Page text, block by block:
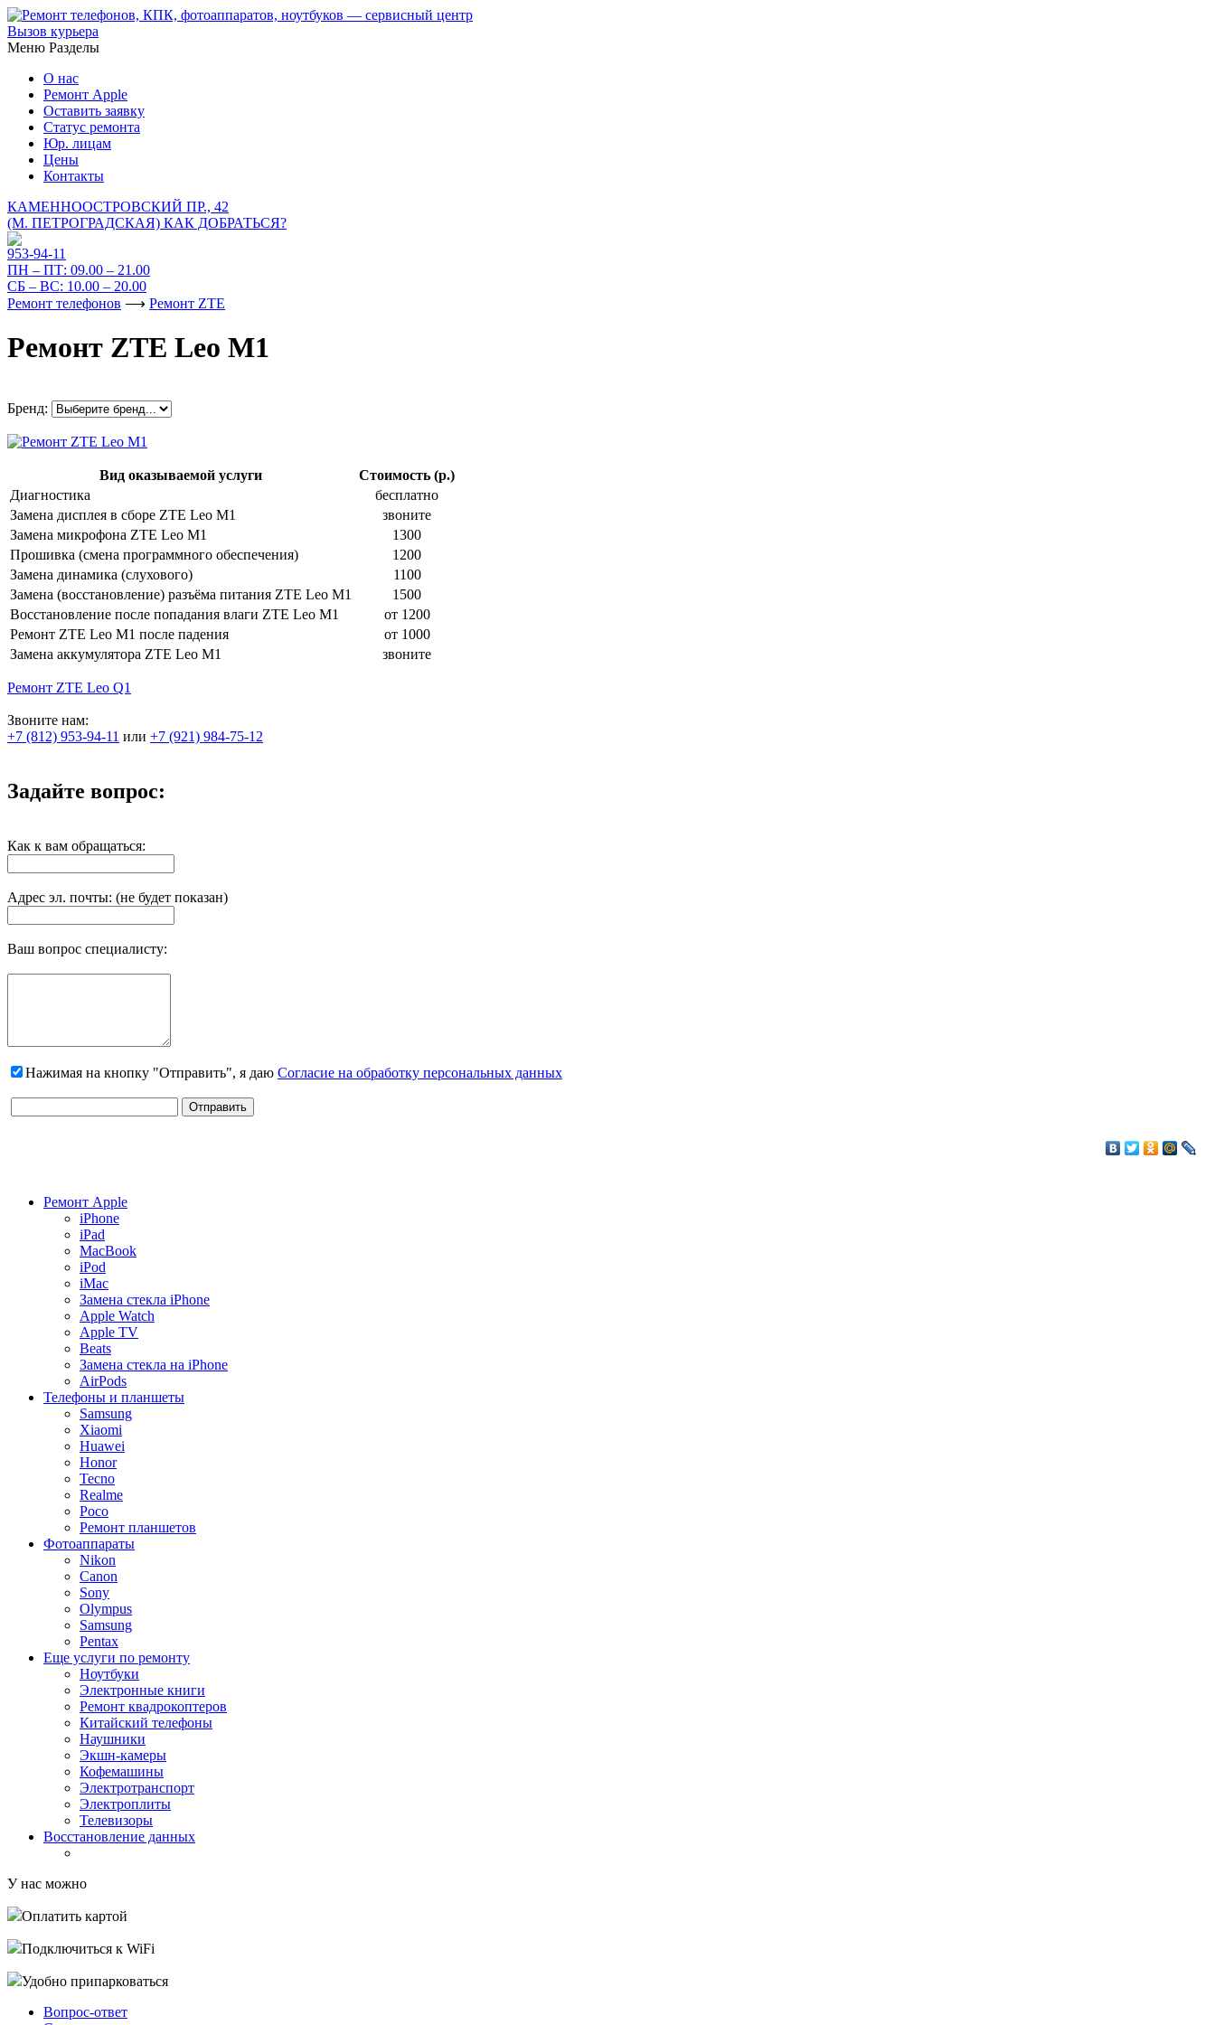
Вызов курьера
Меню Разделы
О нас
Ремонт Apple
Оставить заявку
Статус ремонта
Юр. лицам
Цены
Контакты
КАМЕННООСТРОВСКИЙ ПР., 42
(М. ПЕТРОГРАДСКАЯ) КАК ДОБРАТЬСЯ?
953-94-11
ПН – ПТ: 09.00 – 21.00
СБ – ВС: 10.00 – 20.00
Ремонт телефонов ⟶ Ремонт ZTE
Ремонт ZTE Leo M1
Бренд:
Вид оказываемой услуги
Стоимость (р.)
Диагностика
бесплатно
Замена дисплея в сборе ZTE Leo M1
звоните
Замена микрофона ZTE Leo M1
1300
Прошивка (смена программного обеспечения)
1200
Замена динамика (слухового)
1100
Замена (восстановление) разъёма питания ZTE Leo M1
1500
Восстановление после попадания влаги ZTE Leo M1
от 1200
Ремонт ZTE Leo M1 после падения
от 1000
Замена аккумулятора ZTE Leo M1
звоните
Ремонт ZTE Leo Q1
Звоните нам:
+7 (812) 953-94-11 или +7 (921) 984-75-12
Задайте вопрос:
Как к вам обращаться:
Адрес эл. почты: (не будет показан)
Ваш вопрос специалисту:
Нажимая на кнопку "Отправить", я даю Согласие на обработку персональных данных
Ремонт Apple
iPhone
iPad
MacBook
iPod
iMac
Замена стекла iPhone
Apple Watch
Apple TV
Beats
Замена стекла на iPhone
AirPods
Телефоны и планшеты
Samsung
Xiaomi
Huawei
Honor
Tecno
Realme
Poco
Ремонт планшетов
Фотоаппараты
Nikon
Canon
Sony
Olympus
Samsung
Pentax
Еще услуги по ремонту
Ноутбуки
Электронные книги
Ремонт квадрокоптеров
Китайский телефоны
Наушники
Экшн-камеры
Кофемашины
Электротранспорт
Электроплиты
Телевизоры
Восстановление данных
У нас можно
Оплатить картой
Подключиться к WiFi
Удобно припарковаться
Вопрос-ответ